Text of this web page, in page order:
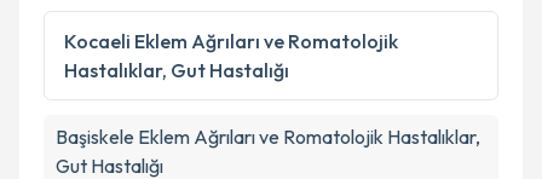
Kocaeli Eklem Ağrıları ve Romatolojik
Hastalıklar, Gut Hastalığı
Başiskele Eklem Ağrıları ve Romatolojik Hastalıklar,
Gut Hastalığı